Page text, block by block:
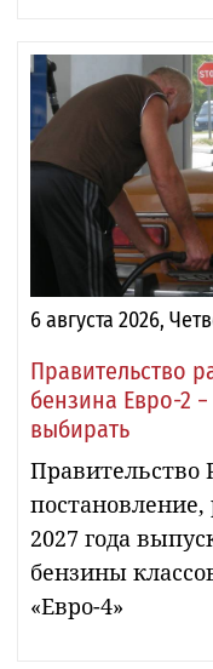
6 августа 2026,
Правительство
бензина Евро-2
выбирать
Правительство
2027 года
бензины
«Евро-4»